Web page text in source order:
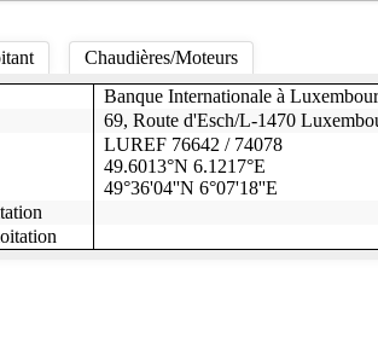
Banque Internationale à
69, Route d'Esch/L-1470
LUREF 76642 / 74078
49.6013°N 6.1217°E
49°36'04''N 6°07'18''E
64.191
Commercial
Banque Internationale à Luxembourg S.A.
L-2953 Luxembourg
Chaudières/Moteurs
chaudière(s)
1450 1450 1450
chaudière(s)
600 500
15
mazout, gaz
(Bois/Gaz naturel/mazout)
/ 100 /